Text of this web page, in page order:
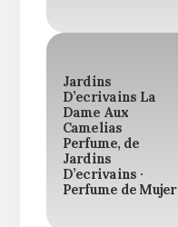
Jardins
D’ecrivains La
Dame Aux
Camelias
Perfume, de
Jardins
D’ecrivains ·
Perfume de Mujer